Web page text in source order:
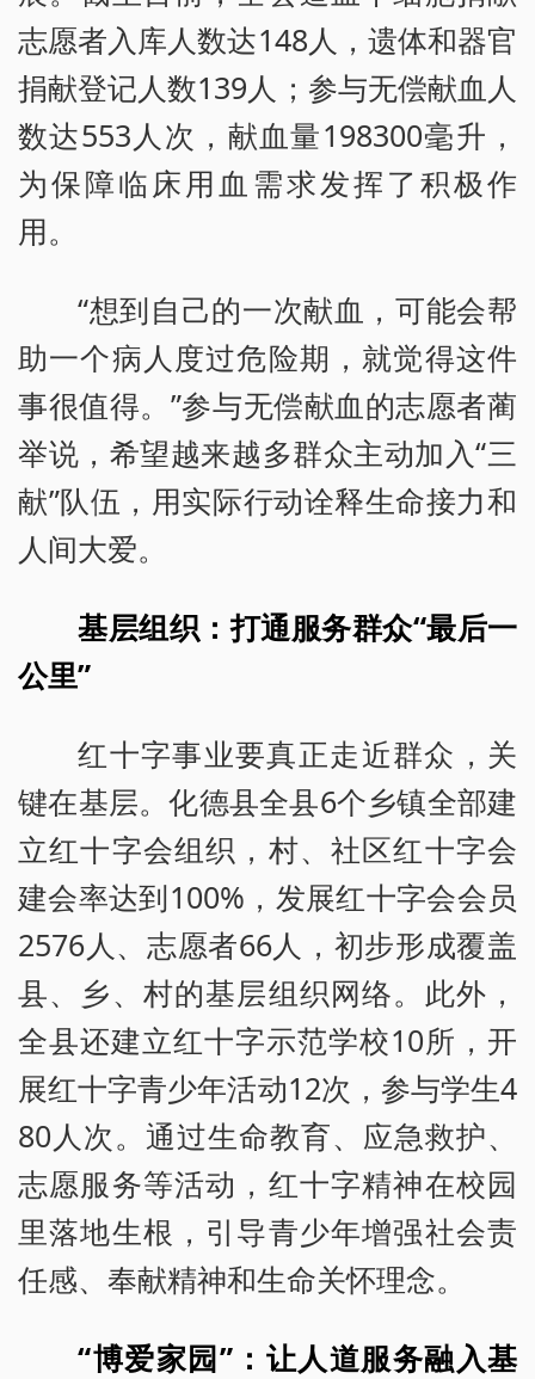
志愿者入库人数达148人，遗体和器官
捐献登记人数139人；参与无偿献血人
数达553人次，献血量198300毫升，
为保障临床用血需求发挥了积极作
用。
“想到自己的一次献血，可能会帮
助一个病人度过危险期，就觉得这件
事很值得。”参与无偿献血的志愿者蔺
举说，希望越来越多群众主动加入“三
献”队伍，用实际行动诠释生命接力和
人间大爱。
基层组织：打通服务群众“最后一
公里”
红十字事业要真正走近群众，关
键在基层。化德县全县6个乡镇全部建
立红十字会组织，村、社区红十字会
建会率达到100%，发展红十字会会员
2576人、志愿者66人，初步形成覆盖
县、乡、村的基层组织网络。此外，
全县还建立红十字示范学校10所，开
展红十字青少年活动12次，参与学生4
80人次。通过生命教育、应急救护、
志愿服务等活动，红十字精神在校园
里落地生根，引导青少年增强社会责
任感、奉献精神和生命关怀理念。
“博爱家园”：让人道服务融入基